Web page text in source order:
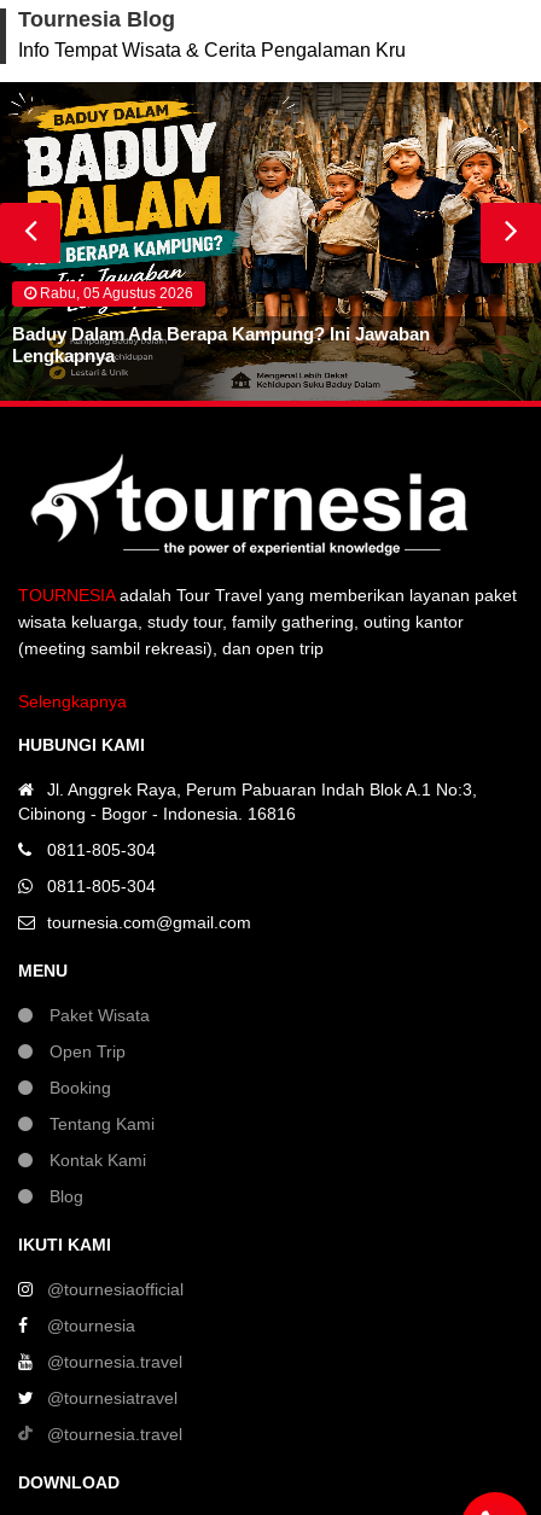
Tournesia Blog
Info Tempat Wisata & Cerita Pengalaman Kru
Rabu, 05 Agustus 2026
Baduy Dalam Ada Berapa Kampung? Ini Jawaban
Lengkapnya
TOURNESIAadalah Tour Travel yang memberikan layanan paket
wisata keluarga, study tour, family gathering, outing kantor
(meeting sambil rekreasi), dan open trip
Selengkapnya
HUBUNGI KAMI
Jl. Anggrek Raya, Perum Pabuaran Indah Blok A.1 No:3,
Cibinong - Bogor - Indonesia. 16816
0811-805-304
0811-805-304
tournesia.com@gmail.com
MENU
Paket Wisata
Open Trip
Booking
Tentang Kami
Kontak Kami
Blog
IKUTI KAMI
@tournesiaofficial
@tournesia
@tournesia.travel
@tournesiatravel
@tournesia.travel
DOWNLOAD